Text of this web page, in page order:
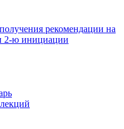
рекомендации на
2-ю инициации